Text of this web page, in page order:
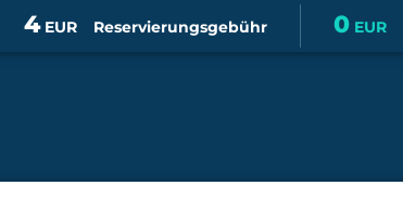
Reservierungsgebühr
4EUR 0EUR